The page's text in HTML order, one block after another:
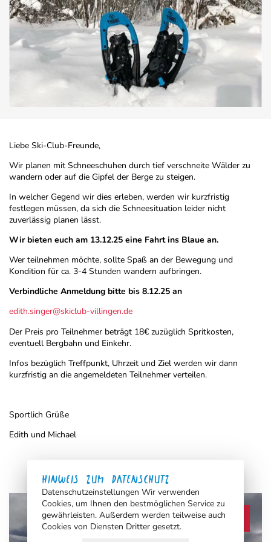
Liebe Ski-Club-Freunde,
Wir planen mit Schneeschuhen durch tief verschneite Wälder zu
wandern oder auf die Gipfel der Berge zu steigen.
In welcher Gegend wir dies erleben, werden wir kurzfristig
festlegen müssen, da sich die Schneesituation leider nicht
zuverlässig planen lässt.
Wir bieten euch am 13.12.25 eine Fahrt ins Blaue an.
Wer teilnehmen möchte, sollte Spaß an der Bewegung und
Kondition für ca. 3-4 Stunden wandern aufbringen.
Verbindliche Anmeldung bitte bis 8.12.25 an
edith.singer@skiclub-villingen.de
Der Preis pro Teilnehmer beträgt 18€ zuzüglich Spritkosten,
eventuell Bergbahn und Einkehr.
Infos bezüglich Treffpunkt, Uhrzeit und Ziel werden wir dann
kurzfristig an die angemeldeten Teilnehmer verteilen.
Sportlich Grüße
Edith und Michael
HINWEIS ZUM DATENSCHUTZ
Datenschutzeinstellungen Wir verwenden
Cookies, um Ihnen den bestmöglichen Service zu
gewährleisten. Außerdem werden teilweise auch
Cookies von Diensten Dritter gesetzt.